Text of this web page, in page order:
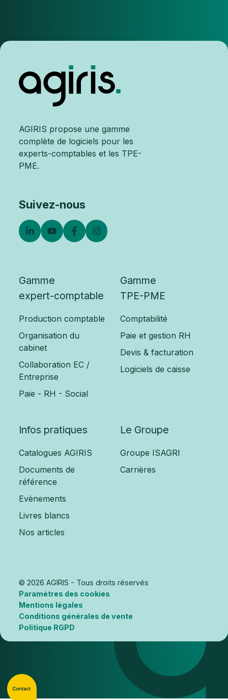
AGIRIS propose une gamme
complète de logiciels pour les
experts-comptables et les TPE-
PME.
Suivez-nous
Gamme
expert-comptable
Production comptable
Organisation du
cabinet
Collaboration EC /
Entreprise
Paie - RH - Social
Gamme
TPE-PME
Comptabilité
Paie et gestion RH
Devis & facturation
Logiciels de caisse
Infos pratiques
Catalogues AGIRIS
Documents de
référence
Evènements
Livres blancs
Nos articles
Le Groupe
Groupe ISAGRI
Carrières
© 2026 AGIRIS - Tous droits réservés
Paramètres des cookies
Mentions légales
Conditions générales de vente
Politique RGPD